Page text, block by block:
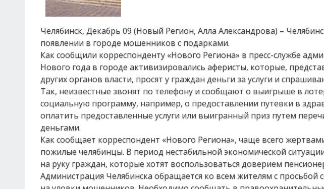
Челябинск, Декабрь 09 (Новый Регион, Алла Александрова) –
появлении в городе мошенников с подарками.
Как сообщили корреспонденту «Нового Региона» в пресс-службе
Нового года в городе активизировались аферисты, которые,
других органов власти, просят у граждан деньги за услуги и
Так, неизвестные звонят по телефону и сообщают о выигрыше в
социальную программу, например, о предоставлении путевки в
оплатить предоставленные услуги или выигранный приз путем
деньгами.
Как сообщает корреспондент «Нового Региона», чаще всего
пожилые челябинцы. В период нестабильной экономической
на руку граждан, которые хотят воспользоваться доверием
Администрация Челябинска обращается ко всем жителям с просьбой